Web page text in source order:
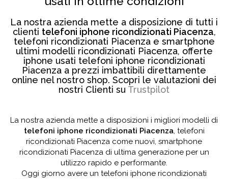
La nostra azienda mette a disposizione di tutti i
clienti telefoni iphone ricondizionati Piacenza,
telefoni ricondizionati Piacenza e smartphone
ultimi modelli ricondizionati Piacenza, offerte
iphone usati telefoni iphone ricondizionati
Piacenza a prezzi imbattibili direttamente
online nel nostro shop. Scopri le valutazioni dei
nostri Clienti su Trustpilot
La nostra azienda mette a disposizioni i migliori modelli di
telefoni iphone ricondizionati Piacenza, telefoni
ricondizionati Piacenza come nuovi, smartphone
ricondizionati Piacenza di ultima generazione per un
utilizzo rapido e performante.
Oggi giorno avere un telefoni iphone ricondizionati